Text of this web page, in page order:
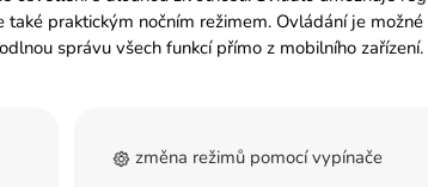
praktickým nočním režimem. Ovládání je
správu všech funkcí přímo z mobilního zařízení.
změna režimů pomocí vypínače